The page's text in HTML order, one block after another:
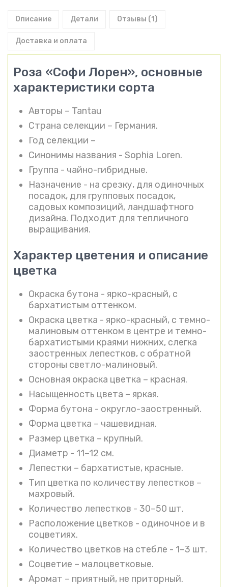
Описание Детали Отзывы (1)
Доставка и оплата
Роза «Софи Лорен», основные
характеристики сорта
Авторы – Tantau
Страна селекции – Германия.
Год селекции –
Синонимы названия - Sophia Loren.
Группа - чайно-гибридные.
Назначение - на срезку, для одиночных
посадок, для групповых посадок,
садовых композиций, ландшафтного
дизайна. Подходит для тепличного
выращивания.
Характер цветения и описание
цветка
Окраска бутона - ярко-красный, с
бархатистым оттенком.
Окраска цветка - ярко-красный, с темно-
малиновым оттенком в центре и темно-
бархатистыми краями нижних, слегка
заостренных лепестков, с обратной
стороны светло-малиновый.
Основная окраска цветка – красная.
Насыщенность цвета – яркая.
Форма бутона - округло-заостренный.
Форма цветка – чашевидная.
Размер цветка – крупный.
Диаметр - 11–12 см.
Лепестки – бархатистые, красные.
Тип цветка по количеству лепестков –
махровый.
Количество лепестков - 30–50 шт.
Расположение цветков - одиночное и в
соцветиях.
Количество цветков на стебле - 1–3 шт.
Соцветие – малоцветковые.
Аромат – приятный, не приторный.